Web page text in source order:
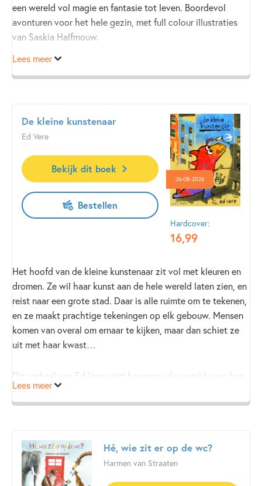
een wereld vol magie en fantasie tot leven. Boordevol
avonturen voor het hele gezin, met full colour illustraties
van Saskia Halfmouw.
Lees meer
26-08-2026
Hardcover:
16,99
De kleine kunstenaar
Ed Vere
Bekijk dit boek
Bestellen
Het hoofd van de kleine kunstenaar zit vol met kleuren en
dromen. Ze wil haar kunst aan de hele wereld laten zien, en
reist naar een grote stad. Daar is alle ruimte om te tekenen,
en ze maakt prachtige tekeningen op elk gebouw. Mensen
komen van overal om ernaar te kijken, maar dan schiet ze
uit met haar kwast…
Dit verhaal van Ed Vere viert hoe mooi de wereld is en hoe
fijn het is dat er kunstenaars zijn die dit laten zien. Het
moedigt kinderen aan om zelf vrolijk te gaan tekenen en
Lees meer
Hé, wie zit er op de wc?
Harmen van Straaten